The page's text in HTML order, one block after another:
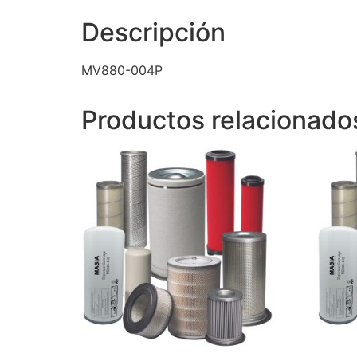
Descripción
MV880-004P
Productos